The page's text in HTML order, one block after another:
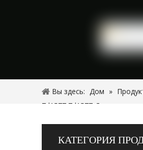
Вы здесь: Дом »
7d1577 7d1577 Детали
КАТЕГОРИЯ